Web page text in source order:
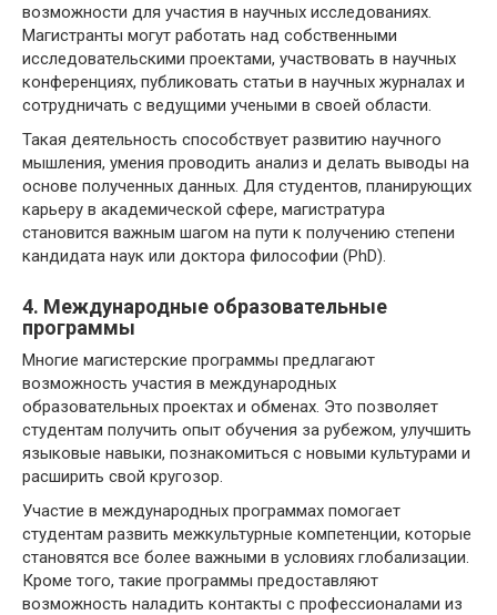
возможности для участия в научных исследованиях.
Магистранты могут работать над собственными
исследовательскими проектами, участвовать в научных
конференциях, публиковать статьи в научных журналах и
сотрудничать с ведущими учеными в своей области.
Такая деятельность способствует развитию научного
мышления, умения проводить анализ и делать выводы на
основе полученных данных. Для студентов, планирующих
карьеру в академической сфере, магистратура
становится важным шагом на пути к получению степени
кандидата наук или доктора философии (PhD).
4. Международные образовательные
программы
Многие магистерские программы предлагают
возможность участия в международных
образовательных проектах и обменах. Это позволяет
студентам получить опыт обучения за рубежом, улучшить
языковые навыки, познакомиться с новыми культурами и
расширить свой кругозор.
Участие в международных программах помогает
студентам развить межкультурные компетенции, которые
становятся все более важными в условиях глобализации.
Кроме того, такие программы предоставляют
возможность наладить контакты с профессионалами из